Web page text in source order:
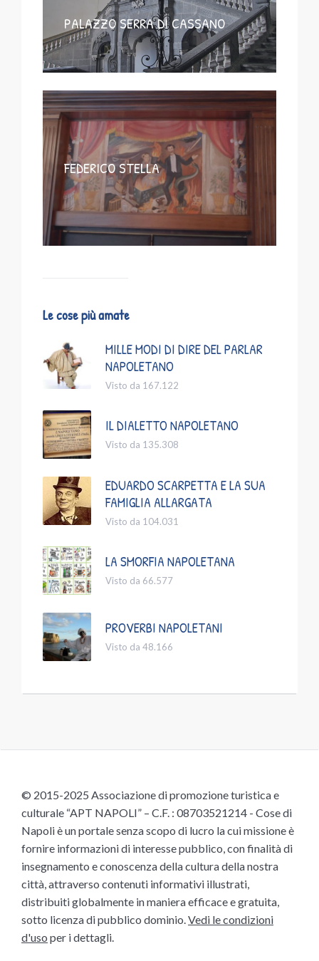
PALAZZO SERRA DI CASSANO
FEDERICO STELLA
Le cose più amate
MILLE MODI DI DIRE DEL PARLAR
NAPOLETANO
Visto da 167.122
IL DIALETTO NAPOLETANO
Visto da 135.308
EDUARDO SCARPETTA E LA SUA
FAMIGLIA ALLARGATA
Visto da 104.031
LA SMORFIA NAPOLETANA
Visto da 66.577
PROVERBI NAPOLETANI
Visto da 48.166
© 2015-2025 Associazione di promozione turistica e
culturale “APT NAPOLI” – C.F. : 08703521214 - Cose di
Napoli è un portale senza scopo di lucro la cui missione è
fornire informazioni di interesse pubblico, con finalità di
insegnamento e conoscenza della cultura della nostra
città, attraverso contenuti informativi illustrati,
distribuiti globalmente in maniera efficace e gratuita,
sotto licenza di pubblico dominio.Vedi le condizioni
d'uso per i dettagli.